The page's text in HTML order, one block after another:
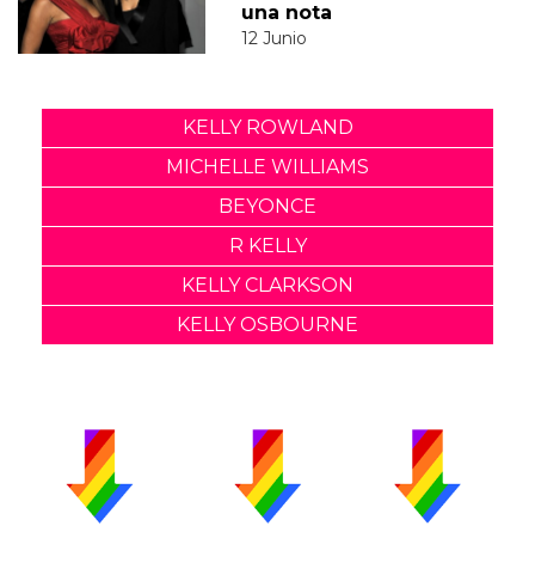
una nota
12 Junio
KELLY ROWLAND
MICHELLE WILLIAMS
BEYONCE
R KELLY
KELLY CLARKSON
KELLY OSBOURNE